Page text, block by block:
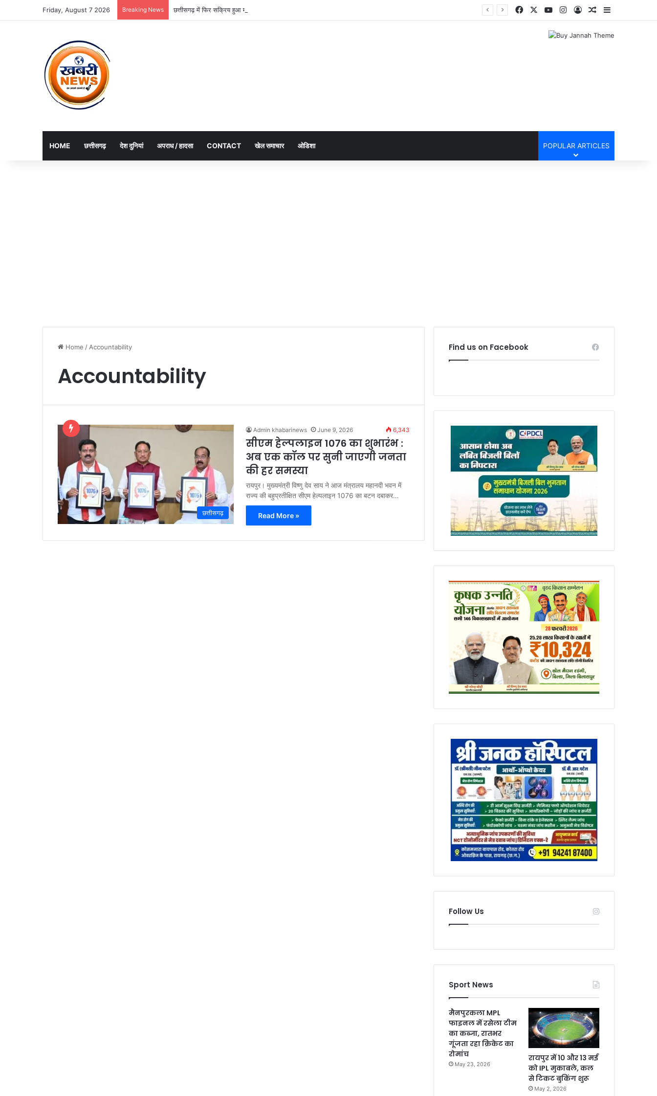
Friday, August 7 2026 Breaking News छत्तीसगढ़ में फिर सक्रिय हुआ मानसून, अगले तीन दिन भारी बारिश का अलर्ट Facebook YouTubeInstagram
Log InRandom Article
HOME छत्तीसगढ़ देश दुनियां अपराध / हादसा CONTACT खेल समाचार ओडिशा POPULAR ARTICLES
Home / Accountability
Accountability
छत्तीसगढ़
Admin khabarinews June 9, 2026 6,343
सीएम हेल्पलाइन 1076 का शुभारंभ :
अब एक कॉल पर सुनी जाएगी जनता
की हर समस्या
रायपुर। मुख्यमंत्री विष्णु देव साय ने आज मंत्रालय महानदी भवन में
राज्य की बहुप्रतीक्षित सीएम हेल्पलाइन 1076 का बटन दबाकर…
Read More »
Find us on Facebook
Follow Us
Sport News
मैनपुरकला MPL
फाइनल में रसेला टीम
का कब्जा, रातभर
गूंजता रहा क्रिकेट का
रोमांच
May 23, 2026
रायपुर में 10 और 13 मई
को IPL मुकाबले, कल
से टिकट बुकिंग शुरू
May 2, 2026